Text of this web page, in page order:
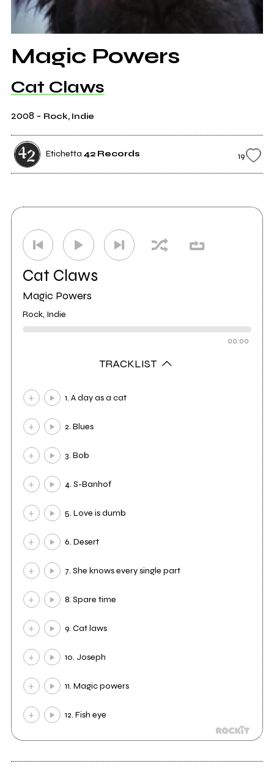
Magic Powers
Cat Claws
2008 - Rock, Indie
Etichetta 42 Records 19
Cat Claws
Magic Powers
Rock, Indie
00:00
TRACKLIST
1. A day as a cat
2. Blues
3. Bob
4. S-Banhof
5. Love is dumb
6. Desert
7. She knows every single part
8. Spare time
9. Cat laws
10. Joseph
11. Magic powers
12. Fish eye